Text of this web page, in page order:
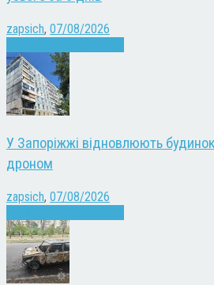
zapsich, 07/08/2026
У Запоріжжі відновлюють
дроном
zapsich, 07/08/2026